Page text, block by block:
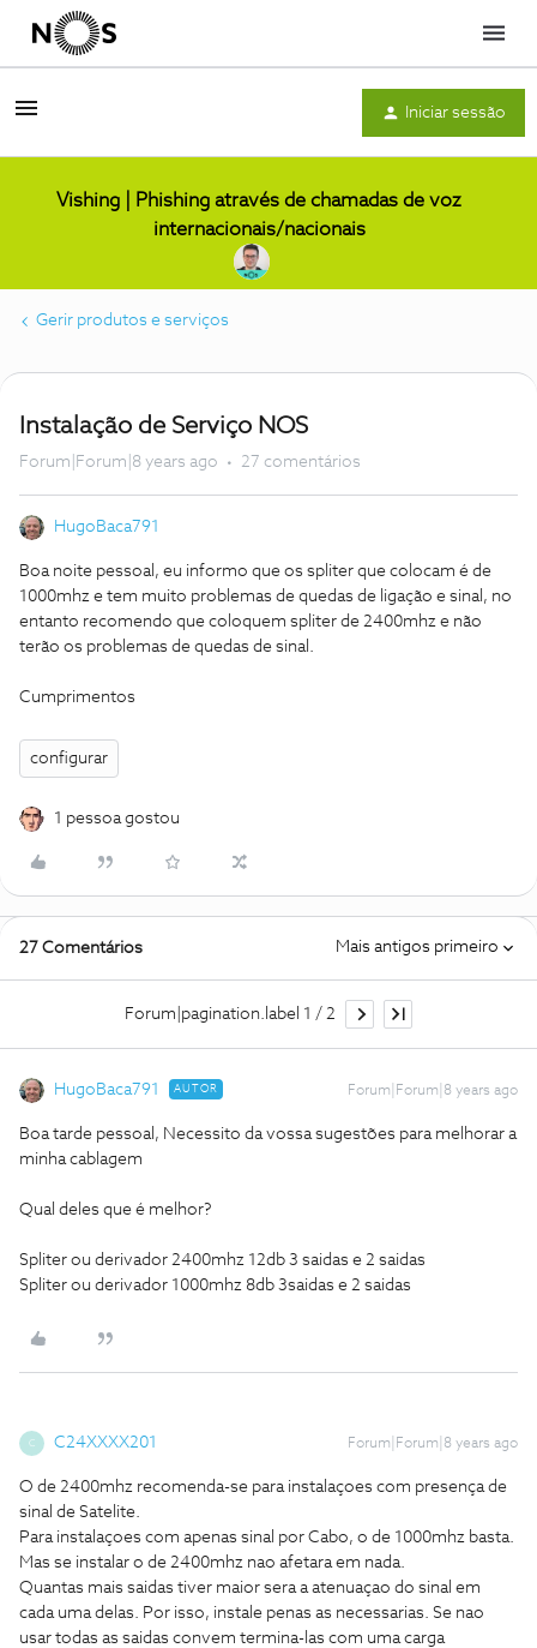
Menu
Iniciar sessão
Vishing | Phishing através de chamadas de voz
internacionais/nacionais
Gerir produtos e serviços
Instalação de Serviço NOS
Forum|Forum|8 years ago 27 comentários
HugoBaca791
Boa noite pessoal, eu informo que os spliter que colocam é de
1000mhz e tem muito problemas de quedas de ligação e sinal, no
entanto recomendo que coloquem spliter de 2400mhz e não
terão os problemas de quedas de sinal.
Cumprimentos
configurar
1 pessoa gostou
27 Comentários Mais antigos primeiro
Forum|pagination.label 1 / 2
HugoBaca791 AUTOR Forum|Forum|8 years ago
Boa tarde pessoal, Necessito da vossa sugestões para melhorar a
minha cablagem
Qual deles que é melhor?
Spliter ou derivador 2400mhz 12db 3 saidas e 2 saidas
Spliter ou derivador 1000mhz 8db 3saidas e 2 saidas
C C24XXXX201 Forum|Forum|8 years ago
O de 2400mhz recomenda-se para instalaçoes com presença de
sinal de Satelite.
Para instalaçoes com apenas sinal por Cabo, o de 1000mhz basta.
Mas se instalar o de 2400mhz nao afetara em nada.
Quantas mais saidas tiver maior sera a atenuaçao do sinal em
cada uma delas. Por isso, instale penas as necessarias. Se nao
usar todas as saidas convem termina-las com uma carga